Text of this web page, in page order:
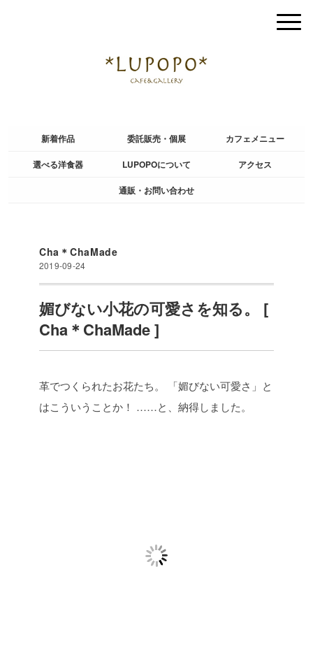
新着作品 委託販売・個展 カフェメニュー
選べる洋食器 LUPOPOについて アクセス
通販・お問い合わせ
Cha＊ChaMade
2019-09-24
媚びない小花の可愛さを知る。 [
Cha＊ChaMade ]
革でつくられたお花たち。
「媚びない可愛さ」と
はこういうことか！ ……と、納得しました。